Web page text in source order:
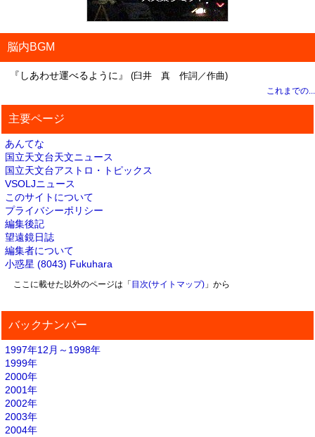
脳内BGM
『しあわせ運べるように』 (臼井 真 作詞／作曲)
これまでの...
主要ページ
あんてな
国立天文台天文ニュース
国立天文台アストロ・トピックス
VSOLJニュース
このサイトについて
プライバシーポリシー
編集後記
望遠鏡日誌
編集者について
小惑星 (8043) Fukuhara
ここに載せた以外のページは「 目次(サイトマップ)」から
バックナンバー
1997年12月～1998年
1999年
2000年
2001年
2002年
2003年
2004年